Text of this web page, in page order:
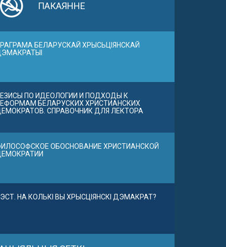
ПАКАЯННЕ
БЕЛАРУСКАЙ ХРЫСЬЦІЯНСКАЙ
ПО ИДЕОЛОГИИ И ПОДХОДЫ К
БЕЛАРУСКИХ ХРИСТИАНСКИХ
СПРАВОЧНИК ДЛЯ ЛЕКТОРА
ОБОСНОВАНИЕ ХРИСТИАНСКОЙ
НА КОЛЬКІ ВЫ ХРЫСЦІЯНСКІ ДЭМАКРАТ?